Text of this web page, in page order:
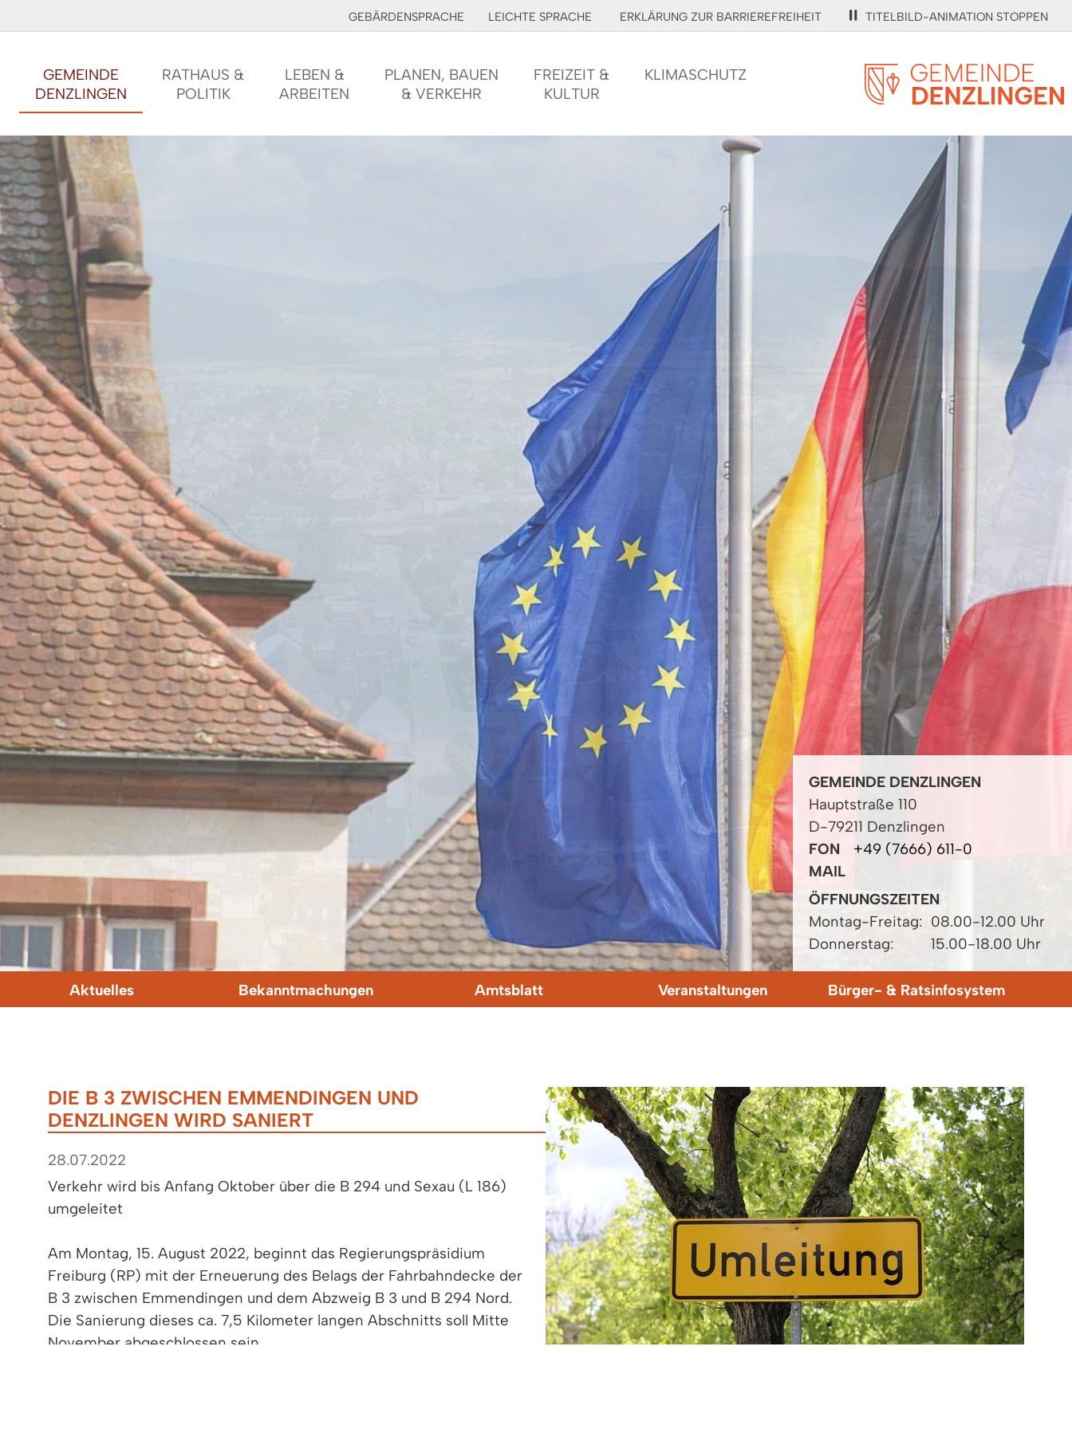
GEBÄRDENSPRACHE LEICHTE SPRACHE ERKLÄRUNG ZUR BARRIEREFREIHEIT TITELBILD-ANIMATION STOPPEN
GEMEINDE
DENZLINGEN
RATHAUS &
POLITIK
LEBEN &
ARBEITEN
PLANEN, BAUEN
& VERKEHR
FREIZEIT &
KULTUR
KLIMASCHUTZ
GEMEINDE DENZLINGEN
Hauptstraße 110
D-79211 Denzlingen
FON
+49 (7666) 611-0
MAIL
ÖFFNUNGSZEITEN
Montag-Freitag: 08.00-12.00 Uhr
Donnerstag:
15.00-18.00 Uhr
Aktuelles Bekanntmachungen Amtsblatt Veranstaltungen Bürger- & Ratsinfosystem
DIE B 3 ZWISCHEN EMMENDINGEN UND
DENZLINGEN WIRD SANIERT
28.07.2022
Verkehr wird bis Anfang Oktober über die B 294 und Sexau (L 186)
umgeleitet
Am Montag, 15. August 2022, beginnt das Regierungspräsidium
Freiburg (RP) mit der Erneuerung des Belags der Fahrbahndecke der
B 3 zwischen Emmendingen und dem Abzweig B 3 und B 294 Nord.
Die Sanierung dieses ca. 7,5 Kilometer langen Abschnitts soll Mitte
November abgeschlossen sein.